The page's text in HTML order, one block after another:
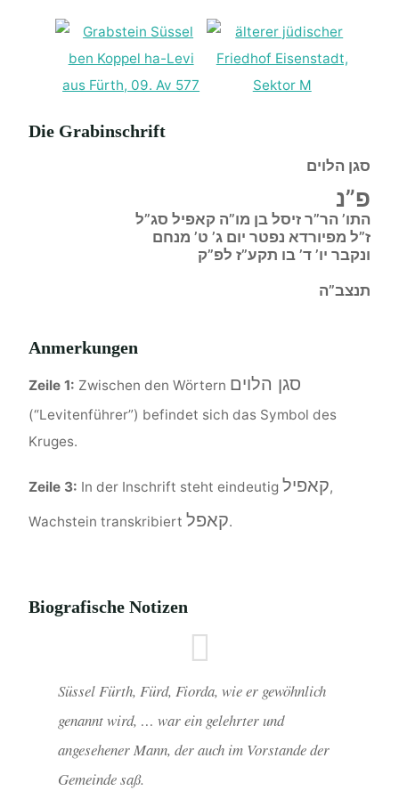
Die Grabinschrift
סגן הלוים
פ”נ
התו’ הר”ר זיסל בן מו”ה קאפיל סג”ל
ז”ל מפיורדא נפטר יום ג’ ט’ מנחם
ונקבר יו’ ד’ בו תקע”ז לפ”ק
תנצב”ה
Anmerkungen
Zeile 1: Zwischen den Wörtern סגן הלוים
(“Levitenführer”) befindet sich das Symbol des
Kruges.
Zeile 3: In der Inschrift steht eindeutig קאפיל,
Wachstein transkribiert קאפל.
Biografische Notizen
Süssel Fürth, Fürd, Fiorda, wie er gewöhnlich
genannt wird, … war ein gelehrter und
angesehener Mann, der auch im Vorstande der
Gemeinde saß.